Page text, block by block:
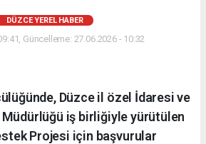
DÜZCE YEREL HABER
Güncelleme: 27.06.2026 - 10:32
Düzce il özel İdaresi ve
Müdürlüğü iş birliğiyle yürütülen
Projesi için başvurular